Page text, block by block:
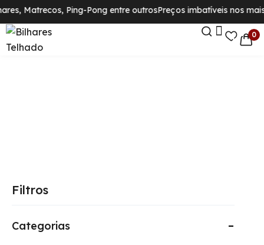
Matrecos, Ping-Pong entre outrosPreços imbatíveis nos
0
Filtros
Categorias